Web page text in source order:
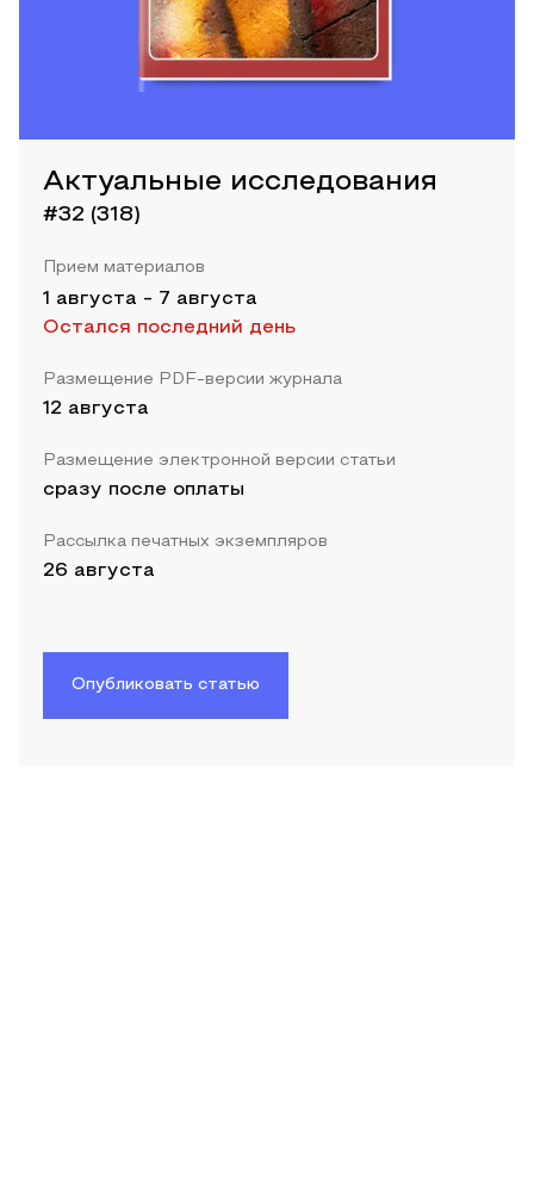
Актуальные исследования
#32 (318)
Прием материалов
1 августа - 7 августа
Остался последний день
Размещение PDF-версии журнала
12 августа
Размещение электронной версии статьи
сразу после оплаты
Рассылка печатных экземпляров
26 августа
Опубликовать статью